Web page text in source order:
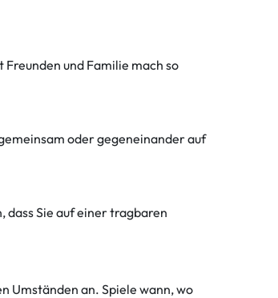
und Familie mach so
oder gegeneinander auf
dass Sie auf einer tragbaren
Umständen an. Spiele wann, wo